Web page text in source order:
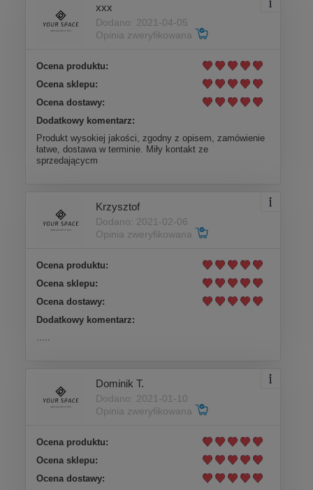
xxx
Dodano: 2021-04-05
Opinia zweryfikowana
Ocena produktu:
Ocena sklepu:
Ocena dostawy:
Dodatkowy komentarz:
Produkt wysokiej jakości, zgodny z opisem, zamówienie
łatwe, dostawa w terminie. Miły kontakt ze
sprzedającycm
Krzysztof
Dodano: 2021-02-06
Opinia zweryfikowana
Ocena produktu:
Ocena sklepu:
Ocena dostawy:
Dodatkowy komentarz:
Dominik T.
Dodano: 2021-01-10
Opinia zweryfikowana
Ocena produktu:
Ocena sklepu:
Ocena dostawy: